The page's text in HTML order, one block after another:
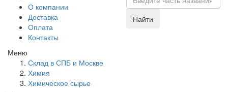
О компании
Доставка
Оплата
Контакты
Найти
Меню
Склад в СПБ и Москве
Химия
Химическое сырье